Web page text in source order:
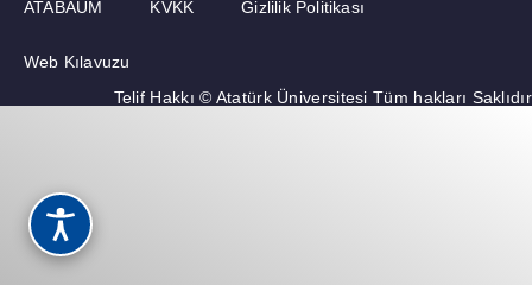
ATABAUM KVKK Gizlilik Politikası
Web Kılavuzu
Telif Hakkı © Atatürk Üniversitesi Tüm hakları Saklıdır